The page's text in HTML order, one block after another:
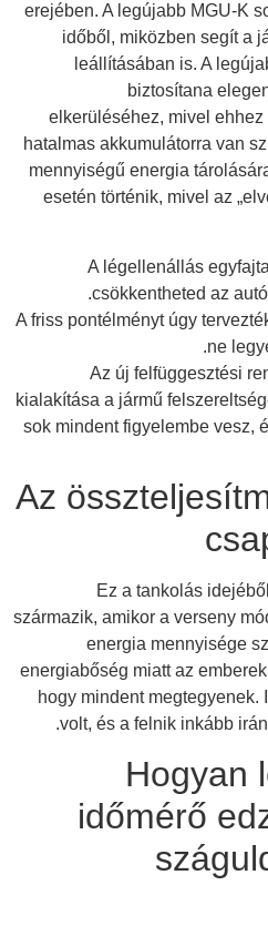
erejében. A legújabb MGU-K
időből, miközben segít a
leállításában is. A
biztosítana
elkerüléséhez, mivel
hatalmas akkumulátorra van
mennyiségű energia
esetén történik, mivel az
A légellenállás
csökkentheted az
A friss pontélményt úgy
ne
Az új felfüggesztési
kialakítása a jármű
sok mindent figyelembe vesz,
Az
Ez a tankolás idejéből
származik, amikor a verseny
energia mennyisége
energiabőség miatt az
hogy mindent
volt, és a felnik inkább
Hogyan
időmérő